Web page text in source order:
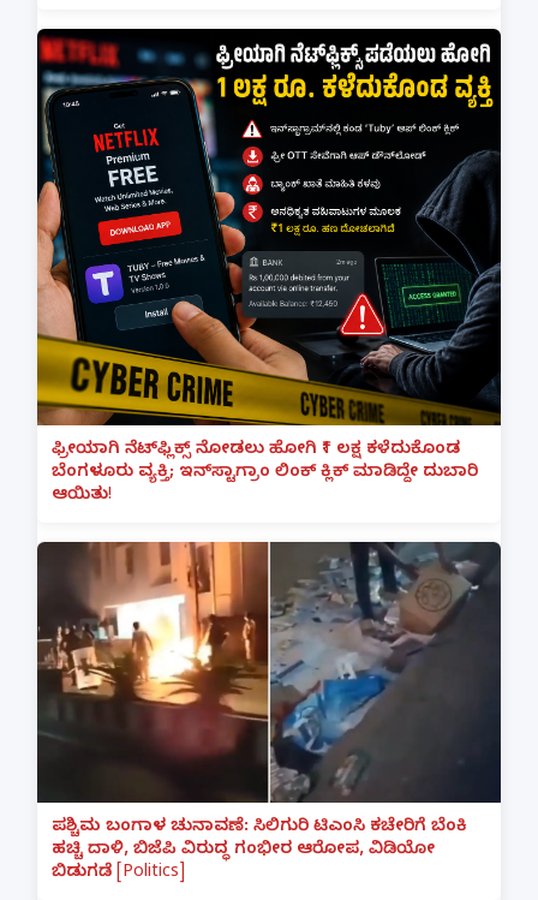
ಫ್ರೀಯಾಗಿ ನೆಟ್‌ಫ್ಲಿಕ್ಸ್ ನೋಡಲು ಹೋಗಿ ₹1 ಲಕ್ಷ ಕಳೆದುಕೊಂಡ
ಬೆಂಗಳೂರು ವ್ಯಕ್ತಿ; ಇನ್‌ಸ್ಟಾಗ್ರಾಂ ಲಿಂಕ್ ಕ್ಲಿಕ್ ಮಾಡಿದ್ದೇ ದುಬಾರಿ
ಆಯಿತು!
ಪಶ್ಚಿಮ ಬಂಗಾಳ ಚುನಾವಣೆ: ಸಿಲಿಗುರಿ ಟಿಎಂಸಿ ಕಚೇರಿಗೆ ಬೆಂಕಿ
ಹಚ್ಚಿ ದಾಳಿ, ಬಿಜೆಪಿ ವಿರುದ್ಧ ಗಂಭೀರ ಆರೋಪ, ವಿಡಿಯೋ
ಬಿಡುಗಡೆ [Politics]